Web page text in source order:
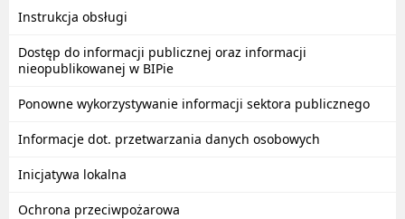
Instrukcja obsługi
Dostęp do informacji publicznej oraz informacji
nieopublikowanej w BIPie
Ponowne wykorzystywanie informacji sektora publicznego
Informacje dot. przetwarzania danych osobowych
Inicjatywa lokalna
Ochrona przeciwpożarowa